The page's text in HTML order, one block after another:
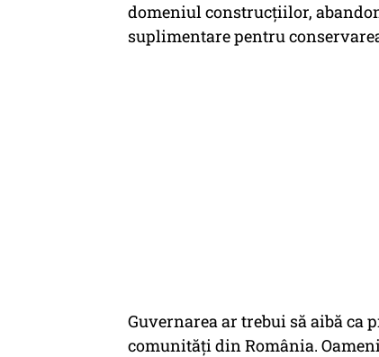
domeniul construcțiilor,
suplimentare pentru
Guvernarea ar trebui să aibă ca
comunități din România.